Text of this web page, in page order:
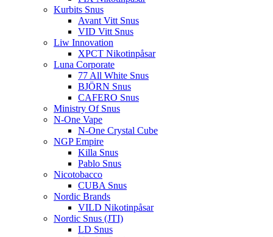
Kurbits Snus
Avant Vitt Snus
VID Vitt Snus
Liw Innovation
XPCT Nikotinpåsar
Luna Corporate
77 All White Snus
BJÖRN Snus
CAFERO Snus
Ministry Of Snus
N-One Vape
N-One Crystal Cube
NGP Empire
Killa Snus
Pablo Snus
Nicotobacco
CUBA Snus
Nordic Brands
VILD Nikotinpåsar
Nordic Snus (JTI)
LD Snus